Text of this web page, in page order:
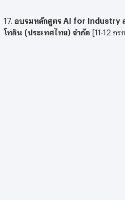
17. อบรมหลักสูตร AI for Industry
โทลิน (ประเทศไทย) จำกัด [11-12 ก